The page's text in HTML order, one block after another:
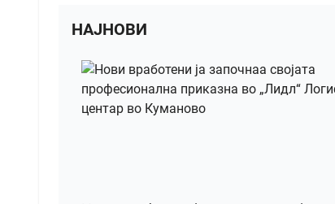
НАЈНОВИ